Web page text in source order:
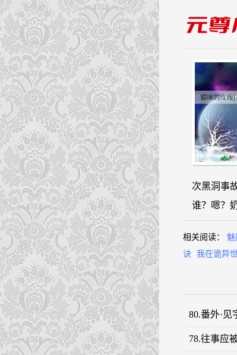
次黑洞事
谁？嗯？
相关阅读： 魅
诀 我在诡异
80.番外·见
78.往事应